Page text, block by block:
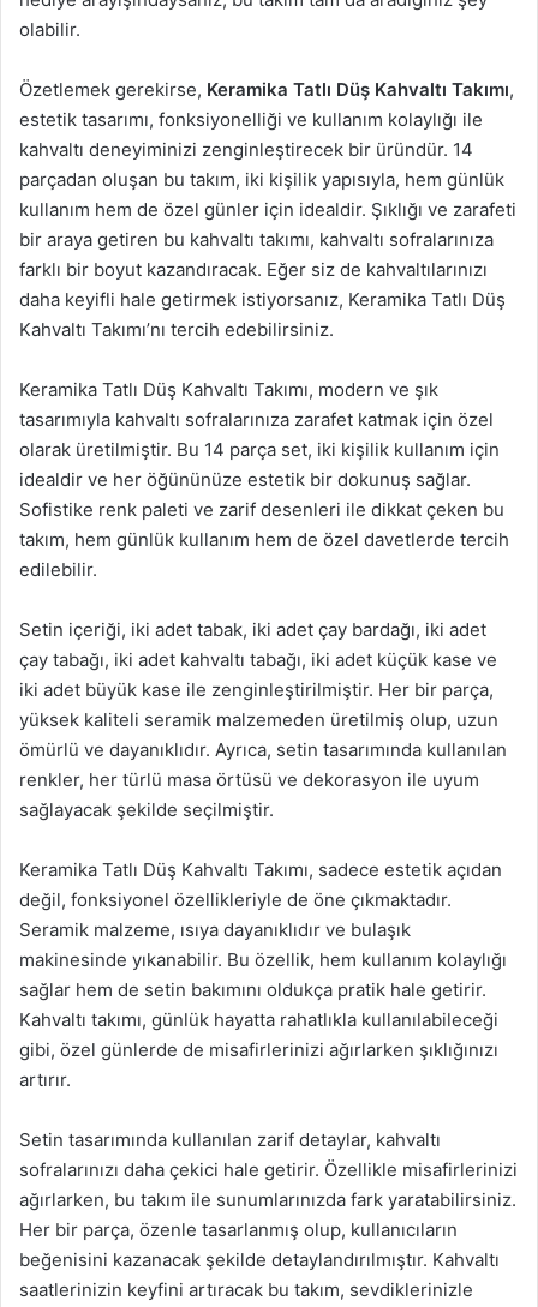
olabilir.
Özetlemek gerekirse, Keramika Tatlı Düş Kahvaltı Takımı,
estetik tasarımı, fonksiyonelliği ve kullanım kolaylığı ile
kahvaltı deneyiminizi zenginleştirecek bir üründür. 14
parçadan oluşan bu takım, iki kişilik yapısıyla, hem günlük
kullanım hem de özel günler için idealdir. Şıklığı ve zarafeti
bir araya getiren bu kahvaltı takımı, kahvaltı sofralarınıza
farklı bir boyut kazandıracak. Eğer siz de kahvaltılarınızı
daha keyifli hale getirmek istiyorsanız, Keramika Tatlı Düş
Kahvaltı Takımı’nı tercih edebilirsiniz.
Keramika Tatlı Düş Kahvaltı Takımı, modern ve şık
tasarımıyla kahvaltı sofralarınıza zarafet katmak için özel
olarak üretilmiştir. Bu 14 parça set, iki kişilik kullanım için
idealdir ve her öğününüze estetik bir dokunuş sağlar.
Sofistike renk paleti ve zarif desenleri ile dikkat çeken bu
takım, hem günlük kullanım hem de özel davetlerde tercih
edilebilir.
Setin içeriği, iki adet tabak, iki adet çay bardağı, iki adet
çay tabağı, iki adet kahvaltı tabağı, iki adet küçük kase ve
iki adet büyük kase ile zenginleştirilmiştir. Her bir parça,
yüksek kaliteli seramik malzemeden üretilmiş olup, uzun
ömürlü ve dayanıklıdır. Ayrıca, setin tasarımında kullanılan
renkler, her türlü masa örtüsü ve dekorasyon ile uyum
sağlayacak şekilde seçilmiştir.
Keramika Tatlı Düş Kahvaltı Takımı, sadece estetik açıdan
değil, fonksiyonel özellikleriyle de öne çıkmaktadır.
Seramik malzeme, ısıya dayanıklıdır ve bulaşık
makinesinde yıkanabilir. Bu özellik, hem kullanım kolaylığı
sağlar hem de setin bakımını oldukça pratik hale getirir.
Kahvaltı takımı, günlük hayatta rahatlıkla kullanılabileceği
gibi, özel günlerde de misafirlerinizi ağırlarken şıklığınızı
artırır.
Setin tasarımında kullanılan zarif detaylar, kahvaltı
sofralarınızı daha çekici hale getirir. Özellikle misafirlerinizi
ağırlarken, bu takım ile sunumlarınızda fark yaratabilirsiniz.
Her bir parça, özenle tasarlanmış olup, kullanıcıların
beğenisini kazanacak şekilde detaylandırılmıştır. Kahvaltı
saatlerinizin keyfini artıracak bu takım, sevdiklerinizle